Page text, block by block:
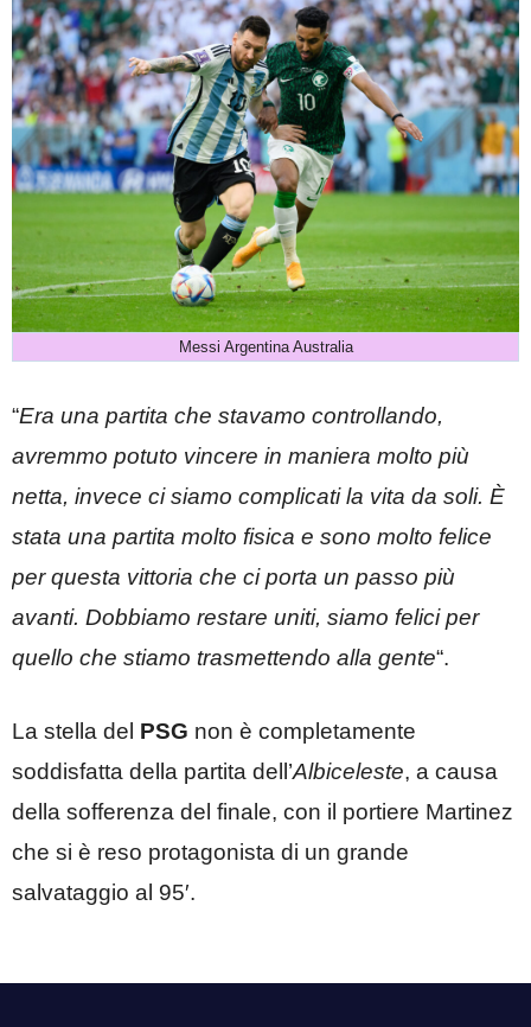
Messi Argentina Australia
“Era una partita che stavamo controllando,
avremmo potuto vincere in maniera molto più
netta, invece ci siamo complicati la vita da soli. È
stata una partita molto fisica e sono molto felice
per questa vittoria che ci porta un passo più
avanti. Dobbiamo restare uniti, siamo felici per
quello che stiamo trasmettendo alla gente“.
La stella del PSG non è completamente
soddisfatta della partita dell’Albiceleste, a causa
della sofferenza del finale, con il portiere Martinez
che si è reso protagonista di un grande
salvataggio al 95′.